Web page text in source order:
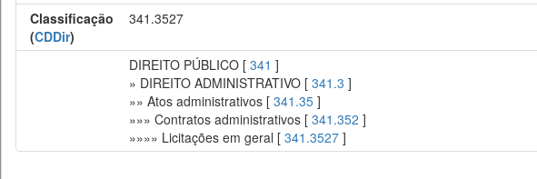
Classificação
(CDDir)
341.3527
DIREITO PÚBLICO [ 341 ]
» DIREITO ADMINISTRATIVO [ 341.3 ]
»» Atos administrativos [ 341.35 ]
»»» Contratos administrativos [ 341.352 ]
»»»» Licitações em geral [ 341.3527 ]